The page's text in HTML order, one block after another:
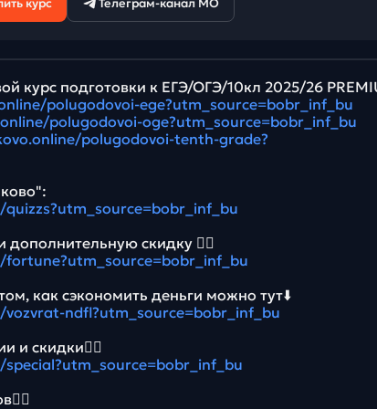
курс Телеграм-канал МО
курс подготовки к ЕГЭ/ОГЭ/10кл 2025/26
polugodovoi-ege?utm_source=bobr_inf_bu
polugodovoi-oge?utm_source=bobr_inf_bu
polugodovoi-tenth-grade?
дополнительную скидку 👉🏻
как сэкономить деньги можно тут⬇️
ndfl?utm_source=bobr_inf_bu
и скидки👉🏻